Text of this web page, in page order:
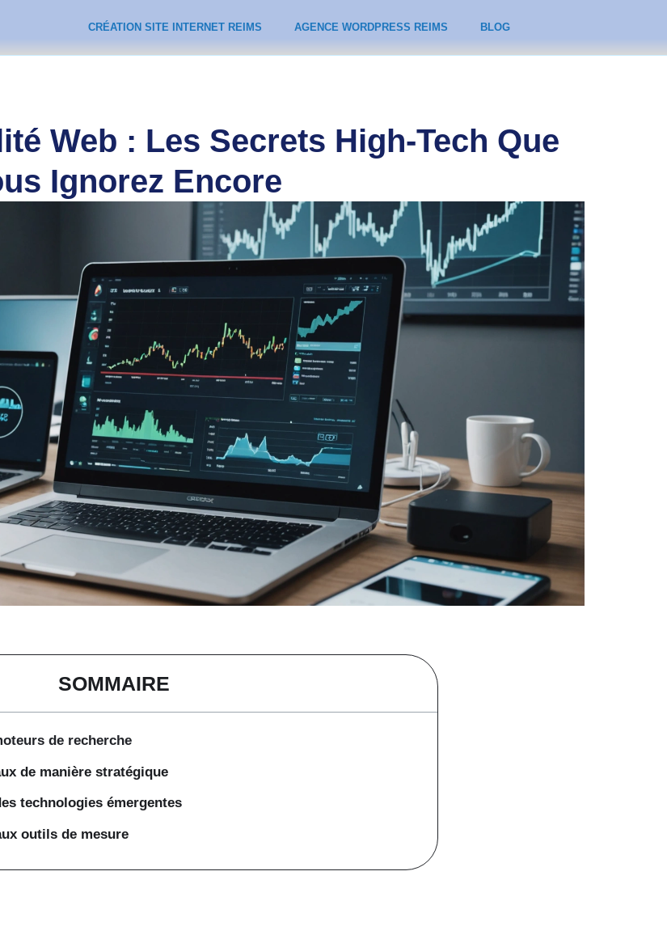
CRÉATION SITE INTERNET REIMS AGENCE WORDPRESS REIMS BLOG
Web : Les Secrets High-Tech Que
Ignorez Encore
SOMMAIRE
de recherche
de manière stratégique
technologies émergentes
outils de mesure